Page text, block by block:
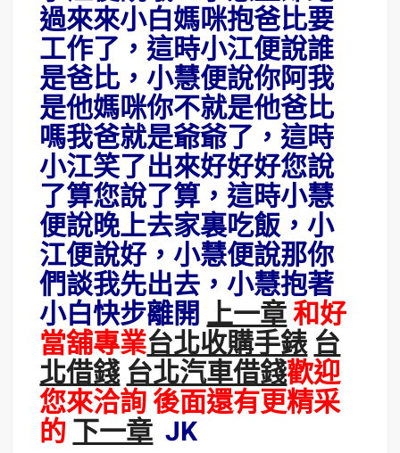
過來來小白媽咪抱爸比要
工作了，這時小江便說誰
是爸比，小慧便說你阿我
是他媽咪你不就是他爸比
嗎我爸就是爺爺了，這時
小江笑了出來好好好您說
了算您說了算，這時小慧
便說晚上去家裏吃飯，小
江便說好，小慧便說那你
們談我先出去，小慧抱著
小白快步離開上一章和好
當舖專業台北收購手錶台
北借錢台北汽車借錢歡迎
您來洽詢 後面還有更精采
的下一章JK